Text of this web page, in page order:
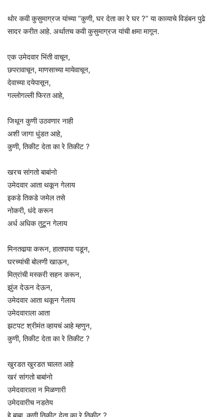
थोर कवी कुसुमाग्रज यांच्या “कुणी, घर देता का रे घर ?” या काव्याचे विडंबन पुढे
सादर करीत आहे. अर्थातच कवी कुसुमाग्रज यांची क्षमा मागून.
एक उमेदवार भिंती वाचून,
छपरावाचून, माणसाच्या मायेवाचून,
देवाच्या दयेपासून,
गल्लोगल्ली फिरत आहे,
जिथून कुणी उठवणार नाही
अशी जागा धुंडत आहे,
कुणी, तिकीट देता का रे तिकीट ?
खरच सांगतो बाबांनो
उमेदवार आता थकून गेलाय
इकडे तिकडे जमेल तसे
नोकरी, धंदे करून
अर्ध अधिक तुटून गेलाय
मिनतवार्‍या करून, हातापाया पडून,
घरच्यांची बोलणी खाऊन,
मित्रांची मस्करी सहन करून,
झुंज देऊन देऊन,
उमेदवार आता थकून गेलाय
उमेदवाराला आता
झटपट श्रीमंत व्हायचं आहे म्हणुन,
कुणी, तिकीट देता का रे तिकीट ?
खुरडत खुरडत चालत आहे
खरं सांगतो बाबांनो
उमेदवाराला न मिळणारी
उमेदवारीच नडतेय
हे बाबा, कुणी तिकीट देता का रे तिकीट ?